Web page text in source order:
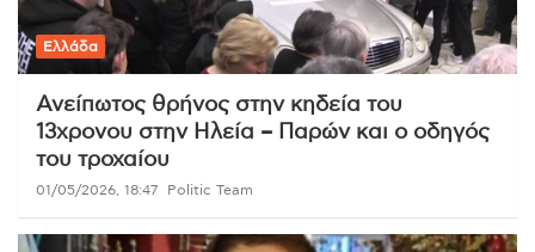
Ελλάδα
Ανείπωτος θρήνος στην κηδεία του
13χρονου στην Ηλεία – Παρών και ο οδηγός
του τροχαίου
01/05/2026, 18:47 Politic Team